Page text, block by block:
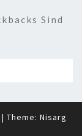
Sind
| Theme: Nisarg